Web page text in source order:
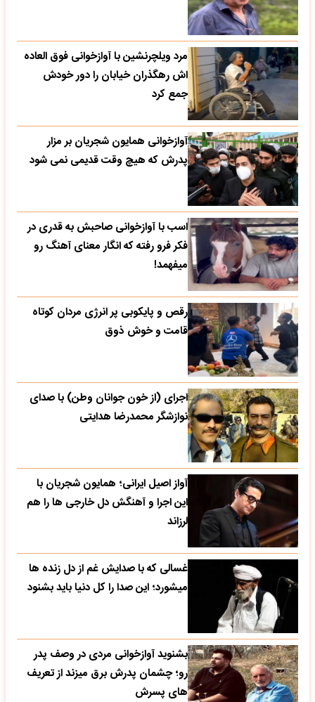
مرد ویلچرنشین با آوازخوانی فوق العاده
اش رهگذران خیابان را دور خودش
جمع کرد
آوازخوانی همایون شجریان بر مزار
پدرش که هیچ وقت قدیمی نمی شود
اسب با آوازخوانی صاحبش به قدری در
فکر فرو رفته که انگار معنای آهنگ رو
میفهمد!
رقص و پایکوبی پر انرژی مردان کوتاه
قامت و خوش ذوق
اجرای (از خون جوانان وطن) با صدای
نوازشگر محمدرضا هدایتی
آواز اصیل ایرانی؛ همایون شجریان با
این اجرا و آهنگش دل خارجی ها را هم
لرزاند
غسالی که با صدایش غم از دل زنده ها
میشورد؛ این صدا را کل دنیا باید بشنود
بشنوید آوازخوانی مردی در وصف پدر
رو؛ چشمان پدرش برق میزند از تعریف
های پسرش